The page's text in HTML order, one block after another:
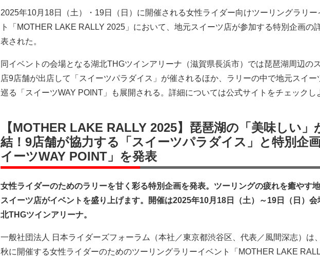
2025年10月18日（土）・19日（日）に開催される女性ライダー向けツーリングラリー
ト「MOTHER LAKE RALLY 2025」において、地元スイーツ店が参加する特別企画の
表された。
同イベントの会場となる湖北THGツインアリーナ（滋賀県長浜市）では琵琶湖周辺の
店9店舗が出店して「スイーツパラダイス」が催されるほか、ラリーの中で地元スイー
巡る「スイーツWAY POINT」も展開される。詳細については公式サイトをチェックし
【MOTHER LAKE RALLY 2025】琵琶湖の「美味しい」
結！9店舗が協力する「スイーツパラダイス」と特別企
イーツWAY POINT」を発表
女性ライダーのためのラリーを甘く彩る特別企画を発表。ツーリングの疲れを癒やす
スイーツ店がイベントを盛り上げます。開催は2025年10月18日（土）～19日（日）会
北THGツインアリーナ。
一般社団法人 日本ライダーズフォーラム（本社／東京都渋谷区、代表／風間深志）は
秋に開催する女性ライダーのためのツーリングラリーイベント「MOTHER LAKE